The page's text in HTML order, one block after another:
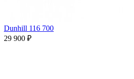
Dunhill 116 700
29 900 ₽